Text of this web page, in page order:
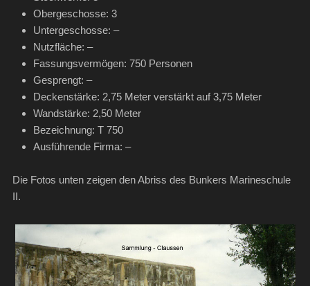
Obergeschosse: 3
Untergeschosse: –
Nutzfläche: –
Fassungsvermögen: 750 Personen
Gesprengt: –
Deckenstärke: 2,75 Meter verstärkt auf 3,75 Meter
Wandstärke: 2,50 Meter
Bezeichnung: T 750
Ausführende Firma: –
Die Fotos unten zeigen den Abriss des Bunkers Marineschule
II.